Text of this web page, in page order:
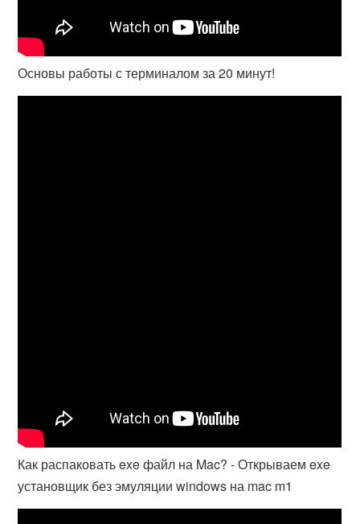
Основы работы с терминалом за 20 минут!
Как распаковать exe файл на Mac? - Открываем exe
установщик без эмуляции windows на mac m1